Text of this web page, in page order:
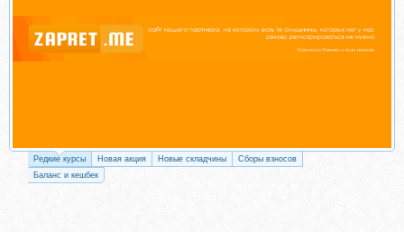
Редкие курсы Новая акция Новые складчины
Сборы взносов
Баланс и кешбек